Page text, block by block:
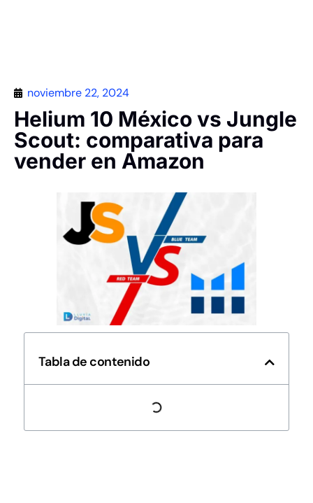
noviembre 22, 2024
Helium 10 México vs Jungle
Scout: comparativa para
vender en Amazon
Tabla de contenido